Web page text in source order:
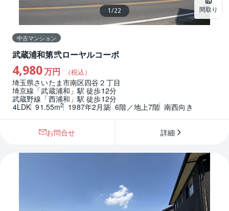
間取り
1/22
中古マンション
武蔵浦和第弐ローヤルコーポ
4,980万円 （税込）
埼玉県さいたま市南区四谷２丁目
埼京線「武蔵浦和」駅 徒歩12分
武蔵野線「西浦和」駅 徒歩12分
4LDK 91.55m2 1987年2月築 6階／地上7階 南西向き
お問合せ 詳細